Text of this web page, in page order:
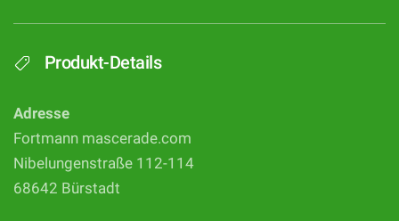
Produkt-Details
Adresse
Fortmann mascerade.com
Nibelungenstraße 112-114
68642 Bürstadt